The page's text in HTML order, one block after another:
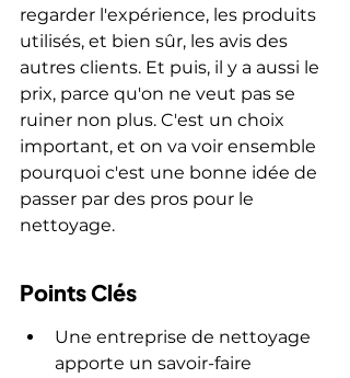
regarder l'expérience, les produits
utilisés, et bien sûr, les avis des
autres clients. Et puis, il y a aussi le
prix, parce qu'on ne veut pas se
ruiner non plus. C'est un choix
important, et on va voir ensemble
pourquoi c'est une bonne idée de
passer par des pros pour le
nettoyage.
Points Clés
Une entreprise de nettoyage
apporte un savoir-faire